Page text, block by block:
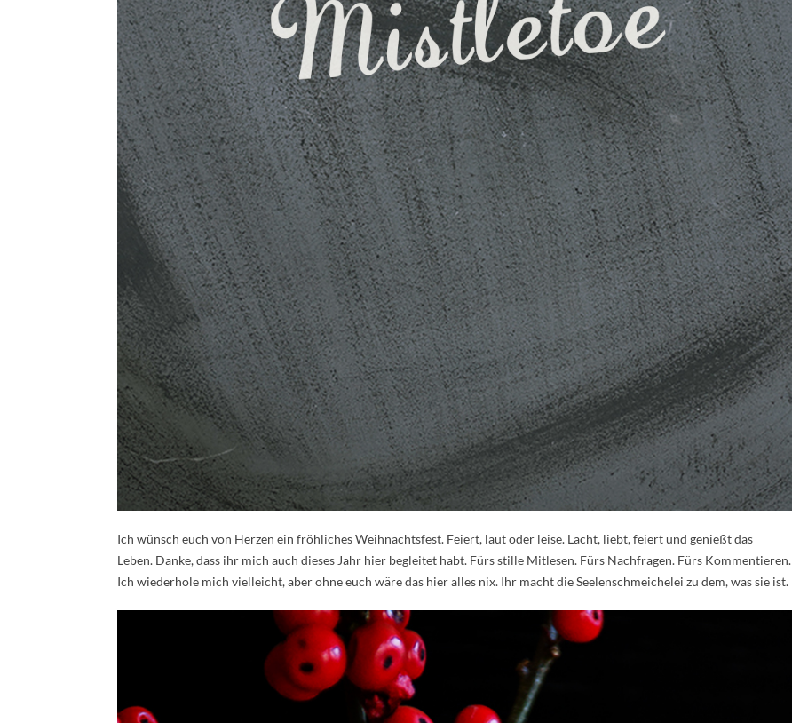
Ich wünsch euch von Herzen ein fröhliches Weihnachtsfest. Feiert, laut oder leise. Lacht, liebt, feiert und genießt das
Leben. Danke, dass ihr mich auch dieses Jahr hier begleitet habt. Fürs stille Mitlesen. Fürs Nachfragen. Fürs Kommentieren.
Ich wiederhole mich vielleicht, aber ohne euch wäre das hier alles nix. Ihr macht die Seelenschmeichelei zu dem, was sie ist.